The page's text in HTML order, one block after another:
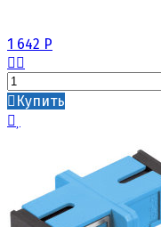
1 642 Р
Купить